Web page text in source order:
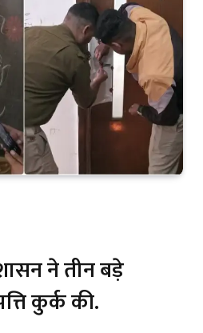
ने तीन बड़े
कुर्क की.